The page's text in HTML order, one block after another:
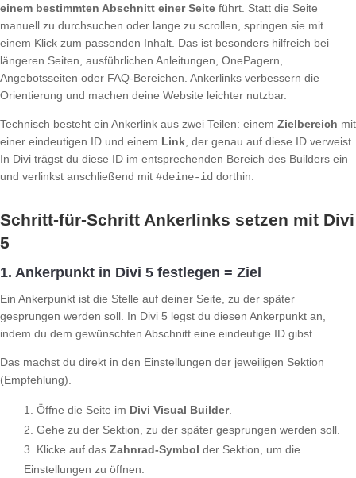
einem bestimmten Abschnitt einer Seite führt. Statt die Seite
manuell zu durchsuchen oder lange zu scrollen, springen sie mit
einem Klick zum passenden Inhalt. Das ist besonders hilfreich bei
längeren Seiten, ausführlichen Anleitungen, OnePagern,
Angebotsseiten oder FAQ-Bereichen. Ankerlinks verbessern die
Orientierung und machen deine Website leichter nutzbar.
Technisch besteht ein Ankerlink aus zwei Teilen: einem Zielbereich mit
einer eindeutigen ID und einem Link , der genau auf diese ID verweist.
In Divi trägst du diese ID im entsprechenden Bereich des Builders ein
und verlinkst anschließend mit #deine-id dorthin.
Schritt-für-Schritt Ankerlinks setzen mit Divi
5
1. Ankerpunkt in Divi 5 festlegen = Ziel
Ein Ankerpunkt ist die Stelle auf deiner Seite, zu der später
gesprungen werden soll. In Divi 5 legst du diesen Ankerpunkt an,
indem du dem gewünschten Abschnitt eine eindeutige ID gibst.
Das machst du direkt in den Einstellungen der jeweiligen Sektion
(Empfehlung).
Öffne die Seite im Divi Visual Builder.
Gehe zu der Sektion, zu der später gesprungen werden soll.
Klicke auf das Zahnrad-Symbol der Sektion, um die
Einstellungen zu öffnen.